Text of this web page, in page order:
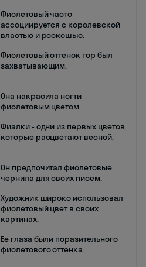
Фиолетовый часто
ассоциируется с королевской
властью и роскошью.
Фиолетовый оттенок гор был
захватывающим.
Она накрасила ногти
фиолетовым цветом.
Фиалки - одни из первых цветов,
которые расцветают весной.
Он предпочитал фиолетовые
чернила для своих писем.
Художник широко использовал
фиолетовый цвет в своих
картинах.
Ее глаза были поразительного
фиолетового оттенка.